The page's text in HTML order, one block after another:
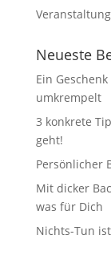
Neueste
Ein
umkrempelt
3 konkrete
geht!
Persönlicher
Mit dicker
was für Dich
Nichts-Tun